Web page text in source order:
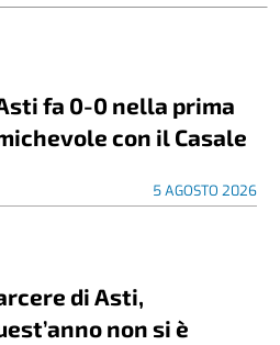
fa 0-0 nella prima
con il Casale
5 AGOSTO 2026
di Asti,
non si è